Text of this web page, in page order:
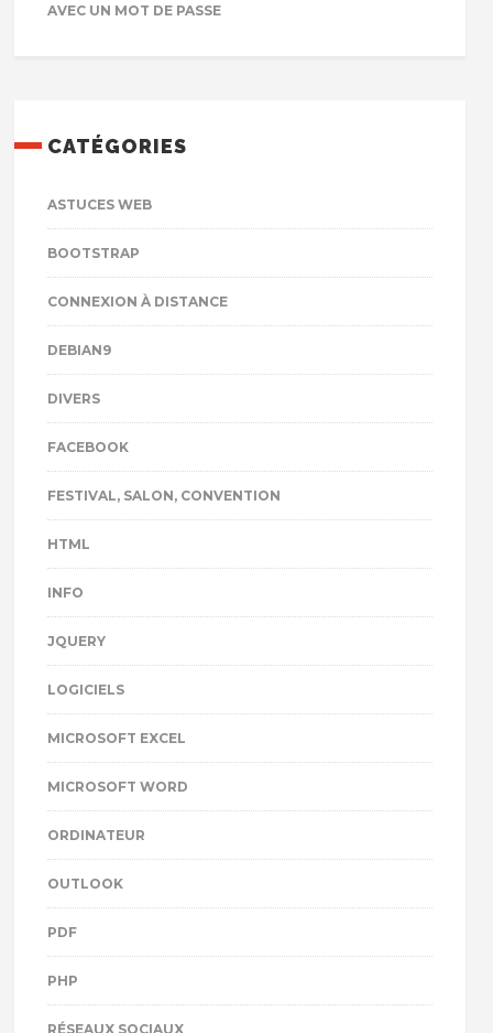
AVEC UN MOT DE PASSE
CATÉGORIES
ASTUCES WEB
BOOTSTRAP
CONNEXION À DISTANCE
DEBIAN9
DIVERS
FACEBOOK
FESTIVAL, SALON, CONVENTION
HTML
INFO
JQUERY
LOGICIELS
MICROSOFT EXCEL
MICROSOFT WORD
ORDINATEUR
OUTLOOK
PDF
PHP
RÉSEAUX SOCIAUX